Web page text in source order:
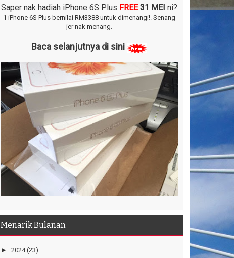
Saper nak hadiah iPhone 6S Plus FREE 31 MEI ni?
1 iPhone 6S Plus bernilai RM3388 untuk dimenangi!. Senang
jer nak menang.
Baca selanjutnya di sini
Menarik Bulanan
► 2024 (23)